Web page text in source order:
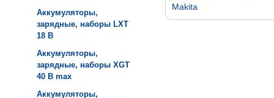
Аккумуляторы,
зарядные, наборы LXT
18 В
Аккумуляторы,
зарядные, наборы XGT
40 В max
Аккумуляторы,